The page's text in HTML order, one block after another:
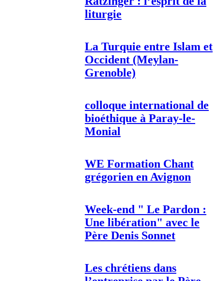
liturgie
La Turquie entre Islam et
Occident (Meylan-
Grenoble)
colloque international de
bioéthique à Paray-le-
Monial
WE Formation Chant
grégorien en Avignon
Week-end " Le Pardon :
Une libération" avec le
Père Denis Sonnet
Les chrétiens dans